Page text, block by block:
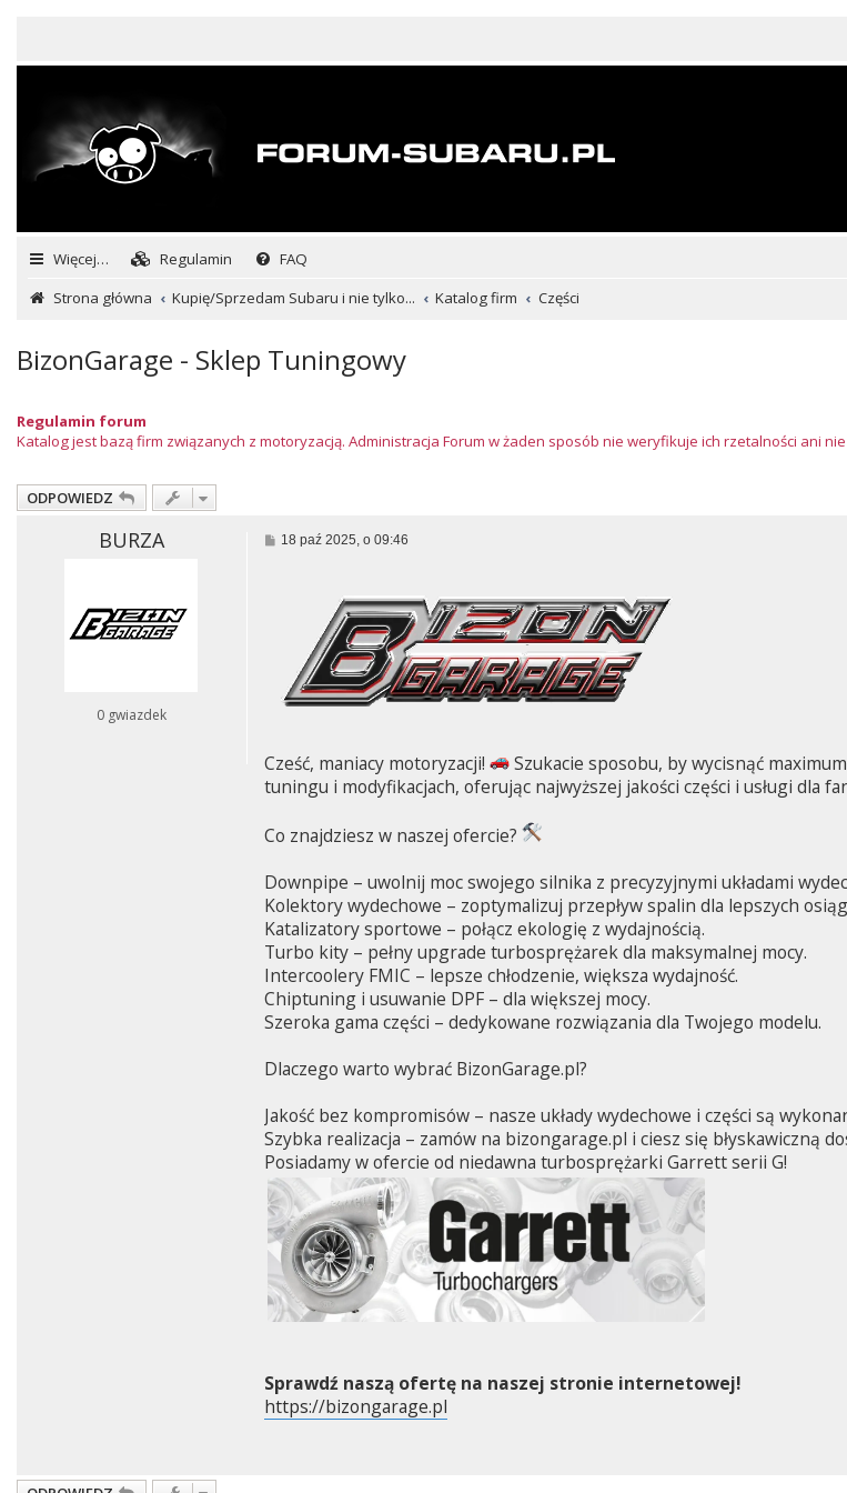
Więcej… Regulamin FAQ
Strona główna
Kupię/Sprzedam Subaru i nie tylko... Katalog firm Części
BizonGarage - Sklep Tuningowy
Regulamin forum
Katalog jest bazą firm związanych z motoryzacją. Administracja Forum w żaden sposób nie weryfikuje ich rzetalności ani
ODPOWIEDZ
BURZA
0 gwiazdek
P18 paź 2025, o 09:46
Cześć, maniacy motoryzacji!
Szukacie sposobu, by wycisnąć
tuningu i modyfikacjach, oferując najwyższej jakości części i usługi dla
Co znajdziesz w naszej ofercie?
Downpipe – uwolnij moc swojego silnika z precyzyjnymi układami
Kolektory wydechowe – zoptymalizuj przepływ spalin dla lepszych
Katalizatory sportowe – połącz ekologię z wydajnością.
Turbo kity – pełny upgrade turbosprężarek dla maksymalnej mocy.
Intercoolery FMIC – lepsze chłodzenie, większa wydajność.
Chiptuning i usuwanie DPF – dla większej mocy.
Szeroka gama części – dedykowane rozwiązania dla Twojego modelu.
Dlaczego warto wybrać BizonGarage.pl?
Jakość bez kompromisów – nasze układy wydechowe i części są
Szybka realizacja – zamów na bizongarage.pl i ciesz się błyskawiczną
Posiadamy w ofercie od niedawna turbosprężarki Garrett serii G!
Sprawdź naszą ofertę na naszej stronie internetowej!
https://bizongarage.pl